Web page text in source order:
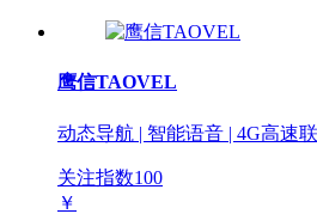
鹰信TAOVEL
动态导航 | 智能语音 | 4G高速
关注指数100
￥